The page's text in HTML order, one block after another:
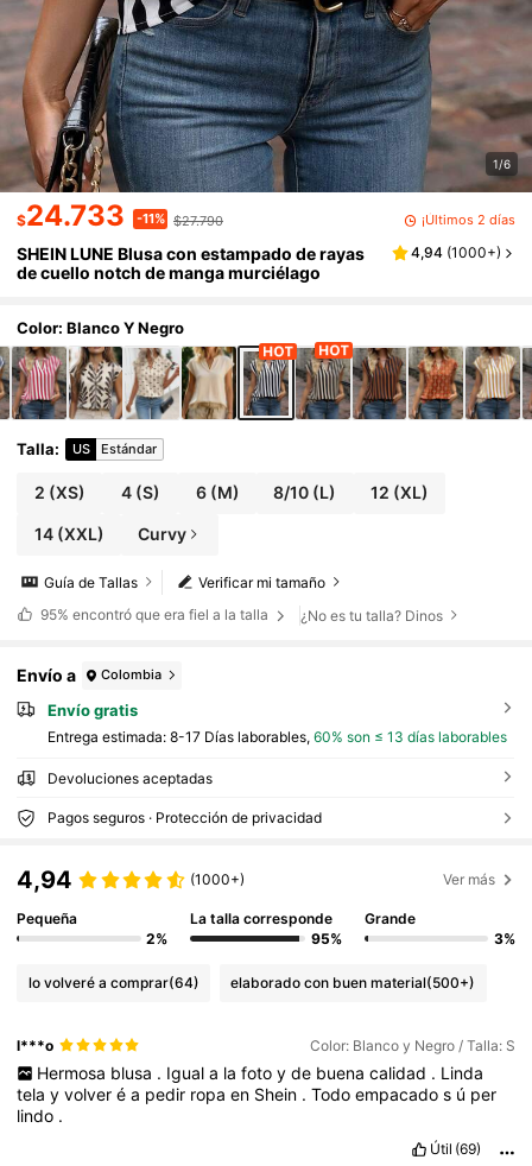
1/6
$24.733 -11% $27.790 ¡Últimos 2 días
SHEIN LUNE Blusa con estampado de rayas
de cuello notch de manga murciélago
4,94 (1000+)
Color: Blanco Y Negro
Talla: US Estándar
2 (XS) 4(S) 6(M) 8/10 (L) 12 (XL)
14(XXL) Curvy
Verificar mi tamaño
Guía de Tallas
95% encontró que era fiel a la talla ¿No es tu talla? Dinos
Envío a Colombia
Envío gratis
Entrega estimada: 8-17 Días laborables, 60% son ≤ 13 días laborables
Devoluciones aceptadas
Pagos seguros · Protección de privacidad
4,94 (1000+) Ver más
Pequeña
2%
La talla corresponde
95%
Grande
3%
lo volveré a comprar(64) elaborado con buen material(500+)
l***o Color: Blanco y Negro / Talla: S
Hermosa blusa . Igual a la foto y de buena calidad . Linda
telayvolveréa pedir ropaen Shein .Todoempacados ú per
lindo .
Útil (69)